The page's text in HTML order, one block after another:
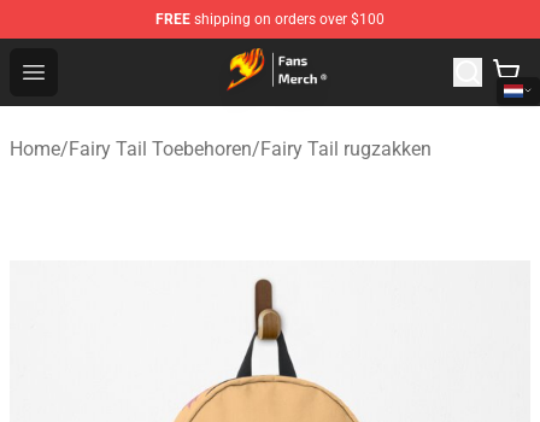
FREE shipping on orders over $100
Open menu
Fairy Tail Store - Official Fairy Tail Merchandise Shop
Home/Fairy Tail Toebehoren/Fairy Tail rugzakken